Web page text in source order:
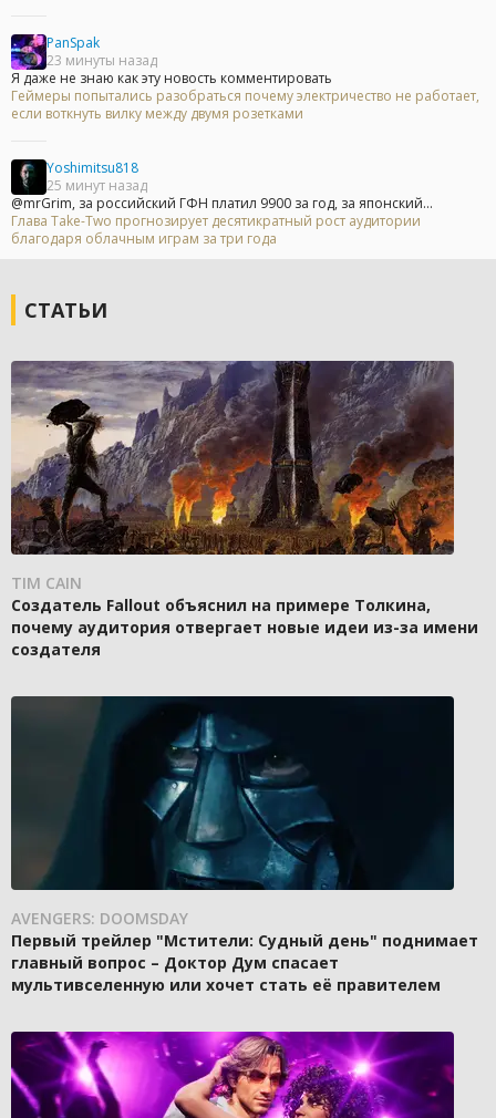
PanSpak
23 минуты назад
Я даже не знаю как эту новость комментировать
Геймеры попытались разобраться почему электричество не работает,
если воткнуть вилку между двумя розетками
Yoshimitsu818
25 минут назад
@mrGrim, за российский ГФН платил 9900 за год, за японский...
Глава Take-Two прогнозирует десятикратный рост аудитории
благодаря облачным играм за три года
СТАТЬИ
TIM CAIN
Создатель Fallout объяснил на примере Толкина,
почему аудитория отвергает новые идеи из-за имени
создателя
AVENGERS: DOOMSDAY
Первый трейлер "Мстители: Судный день" поднимает
главный вопрос – Доктор Дум спасает
мультивселенную или хочет стать её правителем